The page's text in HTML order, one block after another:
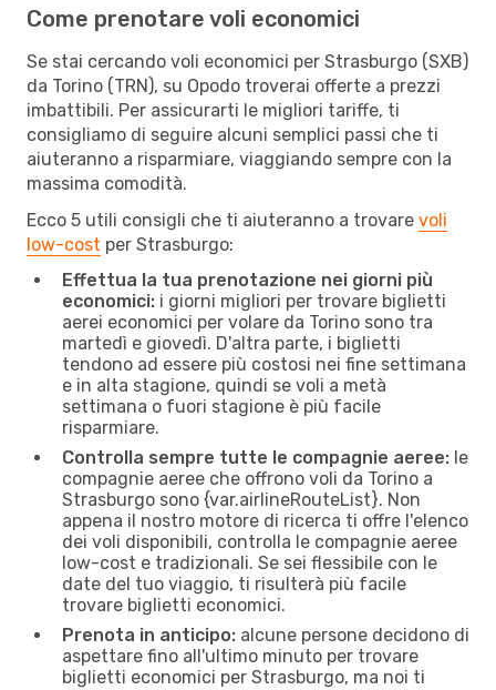
Come prenotare voli economici
Se stai cercando voli economici per Strasburgo (SXB)
da Torino (TRN), su Opodo troverai offerte a prezzi
imbattibili. Per assicurarti le migliori tariffe, ti
consigliamo di seguire alcuni semplici passi che ti
aiuteranno a risparmiare, viaggiando sempre con la
massima comodità.
Ecco 5 utili consigli che ti aiuteranno a trovare voli
low-cost per Strasburgo:
Effettua la tua prenotazione nei giorni più
economici: i giorni migliori per trovare biglietti
aerei economici per volare da Torino sono tra
martedì e giovedì. D'altra parte, i biglietti
tendono ad essere più costosi nei fine settimana
e in alta stagione, quindi se voli a metà
settimana o fuori stagione è più facile
risparmiare.
Controlla sempre tutte le compagnie aeree: le
compagnie aeree che offrono voli da Torino a
Strasburgo sono {​var.airlineRouteList}. Non
appena il nostro motore di ricerca ti offre l'elenco
dei voli disponibili, controlla le compagnie aeree
low-cost e tradizionali. Se sei flessibile con le
date del tuo viaggio, ti risulterà più facile
trovare biglietti economici.
Prenota in anticipo: alcune persone decidono di
aspettare fino all'ultimo minuto per trovare
biglietti economici per Strasburgo, ma noi ti